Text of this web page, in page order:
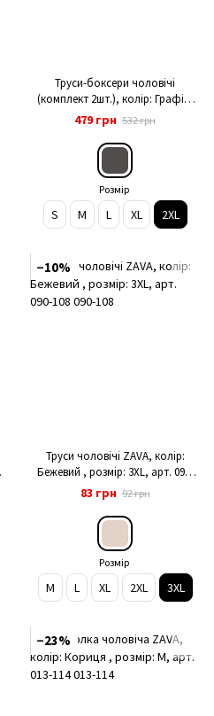
Труси-боксери чоловічі
(комплект 2шт.), колір: Графіт/
Темно-синій , розмір: 2XL, арт.
118-417
479 грн 532 грн
Розмір
S M L XL 2XL
−10%
Труси чоловічі ZAVA, колір:
Бежевий , розмір: 3XL, арт. 090-
108
83 грн 92 грн
Розмір
M L XL 2XL 3XL
−23%